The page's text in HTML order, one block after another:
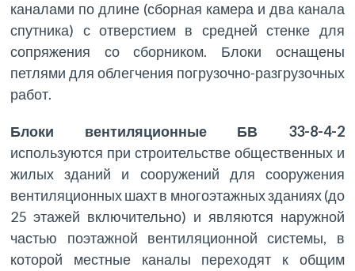
каналами по длине (сборная камера и два канала
спутника) с отверстием в средней стенке для
сопряжения со сборником. Блоки оснащены
петлями для облегчения погрузочно-разгрузочных
работ.
Блоки вентиляционные БВ 33-8-4-2
используются при строительстве общественных и
жилых зданий и сооружений для сооружения
вентиляционных шахт в многоэтажных зданиях (до
25 этажей включительно) и являются наружной
частью поэтажной вентиляционной системы, в
которой местные каналы переходят к общим